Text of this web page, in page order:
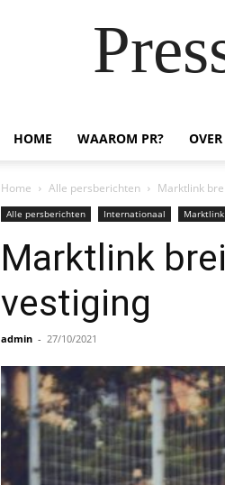
HOME WAAROM PR?
Home Alle persberichten Marktlink
Alle persberichten Internationaal Marktlink
Marktlink
vestiging
admin - 27/10/2021